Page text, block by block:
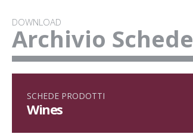
DOWNLOAD
Archivio Schede
SCHEDE PRODOTTI
Wines